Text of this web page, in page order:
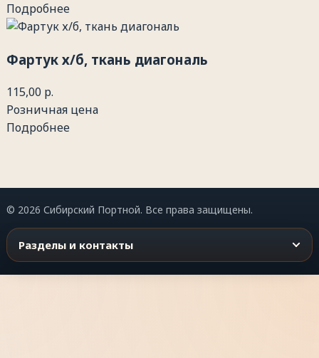
Подробнее
Фартук х/б, ткань диагональ
115,00 р.
Розничная цена
Подробнее
© 2026 Сибирский Портной. Все права защищены.
Разделы и контакты